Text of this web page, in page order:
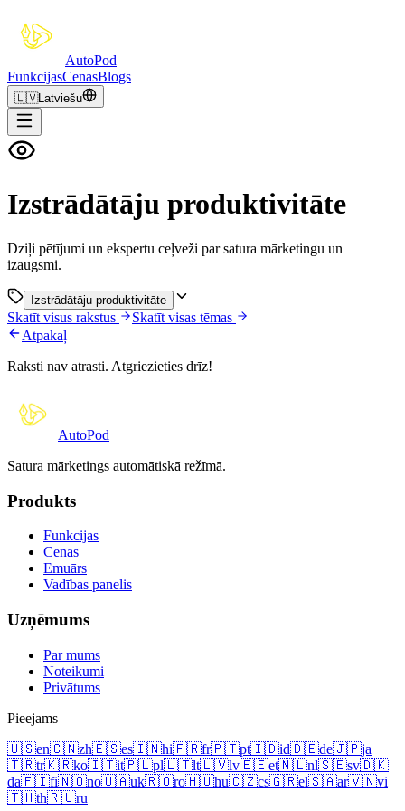
AutoPod
FunkcijasCenasBlogs
🇱🇻Latviešu
Izstrādātāju produktivitāte
Dziļi pētījumi un ekspertu ceļveži par satura mārketingu un
izaugsmi.
Izstrādātāju produktivitāte
Skatīt visus rakstus
Skatīt visas tēmas
Atpakaļ
Raksti nav atrasti. Atgriezieties drīz!
AutoPod
Satura mārketings automātiskā režīmā.
Produkts
Funkcijas
Cenas
Emuārs
Vadības panelis
Uzņēmums
Par mums
Noteikumi
Privātums
Pieejams
🇺🇸en🇨🇳zh🇪🇸es🇮🇳hi🇫🇷fr🇵🇹pt🇮🇩id🇩🇪de🇯🇵ja
🇹🇷tr🇰🇷ko🇮🇹it🇵🇱pl🇱🇹lt🇱🇻lv🇪🇪et🇳🇱nl🇸🇪sv🇩🇰
da🇫🇮fi🇳🇴no🇺🇦uk🇷🇴ro🇭🇺hu🇨🇿cs🇬🇷el🇸🇦ar🇻🇳vi
🇹🇭th🇷🇺ru